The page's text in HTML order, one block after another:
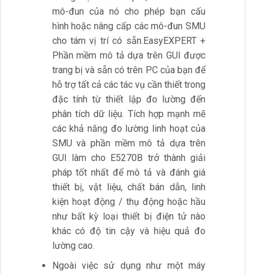
mô-đun của nó cho phép bạn cấu
hình hoặc nâng cấp các mô-đun SMU
cho tám vị trí có sẵn.EasyEXPERT +
Phần mềm mô tả dựa trên GUI được
trang bị và sẵn có trên PC của bạn để
hỗ trợ tất cả các tác vụ cần thiết trong
đặc tính từ thiết lập đo lường đến
phân tích dữ liệu. Tích hợp mạnh mẽ
các khả năng đo lường linh hoạt của
SMU và phần mềm mô tả dựa trên
GUI làm cho E5270B trở thành giải
pháp tốt nhất để mô tả và đánh giá
thiết bị, vật liệu, chất bán dẫn, linh
kiện hoạt động / thụ động hoặc hầu
như bất kỳ loại thiết bị điện tử nào
khác có độ tin cậy và hiệu quả đo
lường cao.
Ngoài việc sử dụng như một máy